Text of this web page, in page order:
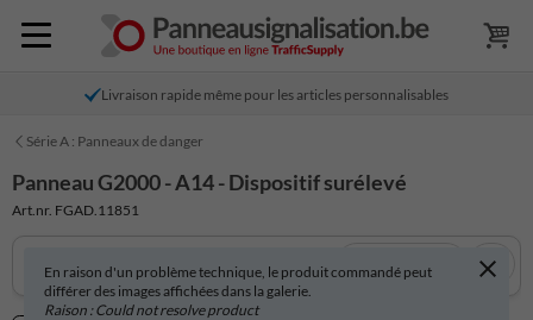
Livraison rapide même pour les articles personnalisables
Série A : Panneaux de danger
Panneau G2000 - A14 - Dispositif surélevé
Art.nr. FGAD.11851
En raison d'un problème technique, le produit commandé peut
différer des images affichées dans la galerie.
Raison : Could not resolve product
Voir en 3D